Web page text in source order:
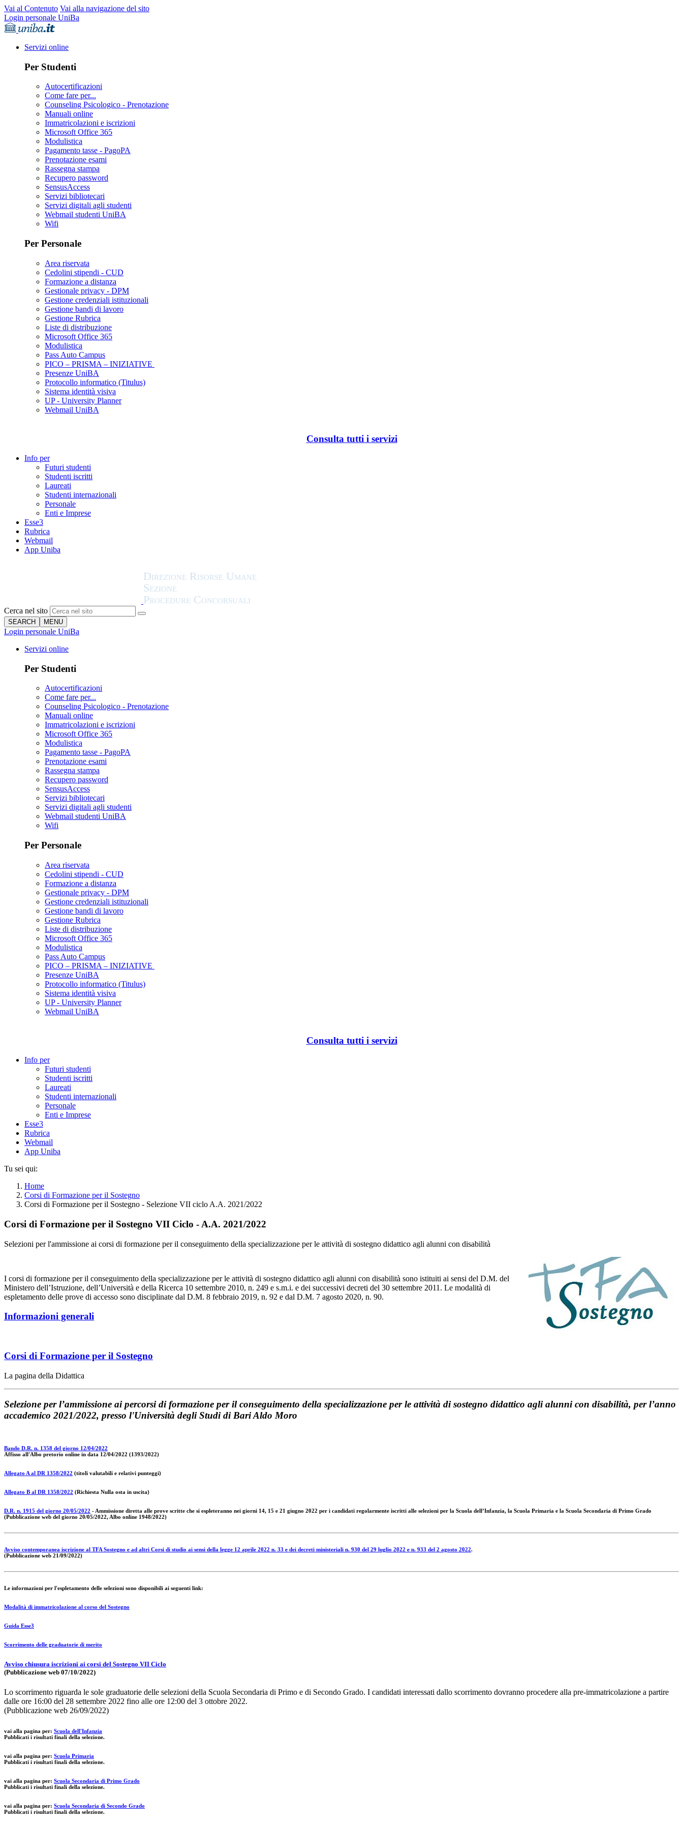
Vai al Contenuto Vai alla navigazione del sito
Login personale UniBa
Servizi online
Per Studenti
Autocertificazioni
Come fare per...
Counseling Psicologico - Prenotazione
Manuali online
Immatricolazioni e iscrizioni
Microsoft Office 365
Modulistica
Pagamento tasse - PagoPA
Prenotazione esami
Rassegna stampa
Recupero password
SensusAccess
Servizi bibliotecari
Servizi digitali agli studenti
Webmail studenti UniBA
Wifi
Per Personale
Area riservata
Cedolini stipendi - CUD
Formazione a distanza
Gestionale privacy - DPM
Gestione credenziali istituzionali
Gestione bandi di lavoro
Gestione Rubrica
Liste di distribuzione
Microsoft Office 365
Modulistica
Pass Auto Campus
PICO – PRISMA – INIZIATIVE
Presenze UniBA
Protocollo informatico (Titulus)
Sistema identità visiva
UP - University Planner
Webmail UniBA
Consulta tutti i servizi
Info per
Futuri studenti
Studenti iscritti
Laureati
Studenti internazionali
Personale
Enti e Imprese
Esse3
Rubrica
Webmail
App Uniba
Cerca nel sito
SEARCH MENU
Login personale UniBa
Servizi online
Per Studenti
Autocertificazioni
Come fare per...
Counseling Psicologico - Prenotazione
Manuali online
Immatricolazioni e iscrizioni
Microsoft Office 365
Modulistica
Pagamento tasse - PagoPA
Prenotazione esami
Rassegna stampa
Recupero password
SensusAccess
Servizi bibliotecari
Servizi digitali agli studenti
Webmail studenti UniBA
Wifi
Per Personale
Area riservata
Cedolini stipendi - CUD
Formazione a distanza
Gestionale privacy - DPM
Gestione credenziali istituzionali
Gestione bandi di lavoro
Gestione Rubrica
Liste di distribuzione
Microsoft Office 365
Modulistica
Pass Auto Campus
PICO – PRISMA – INIZIATIVE
Presenze UniBA
Protocollo informatico (Titulus)
Sistema identità visiva
UP - University Planner
Webmail UniBA
Consulta tutti i servizi
Info per
Futuri studenti
Studenti iscritti
Laureati
Studenti internazionali
Personale
Enti e Imprese
Esse3
Rubrica
Webmail
App Uniba
Tu sei qui:
Home
Corsi di Formazione per il Sostegno
Corsi di Formazione per il Sostegno - Selezione VII ciclo A.A. 2021/2022
Corsi di Formazione per il Sostegno VII Ciclo - A.A. 2021/2022
Selezioni per l'ammissione ai corsi di formazione per il conseguimento della specializzazione per le attività di sostegno didattico agli alunni con disabilità
I corsi di formazione per il conseguimento della specializzazione per le attività di sostegno didattico agli alunni con disabilità sono istituiti ai sensi del D.M. del
Ministero dell’Istruzione, dell’Università e della Ricerca 10 settembre 2010, n. 249 e s.m.i. e dei successivi decreti del 30 settembre 2011. Le modalità di
espletamento delle prove di accesso sono disciplinate dal D.M. 8 febbraio 2019, n. 92 e dal D.M. 7 agosto 2020, n. 90.
Informazioni generali
Corsi di Formazione per il Sostegno
La pagina della Didattica
Selezione per l’ammissione ai percorsi di formazione per il conseguimento della specializzazione per le attività di sostegno didattico agli alunni con disabilità, per l’anno
accademico 2021/2022, presso l'Università degli Studi di Bari Aldo Moro
Bando D.R. n. 1358 del giorno 12/04/2022
Affisso all'Albo pretorio online in data 12/04/2022 (1393/2022)
Allegato A al DR 1358/2022 (titoli valutabili e relativi punteggi)
Allegato B al DR 1358/2022 (Richiesta Nulla osta in uscita)
D.R. n. 1915 del giorno 20/05/2022 - Ammissione diretta alle prove scritte che si espleteranno nei giorni 14, 15 e 21 giugno 2022 per i candidati regolarmente iscritti alle selezioni per la Scuola dell’Infanzia, la Scuola Primaria e la Scuola Secondaria di Primo Grado
(Pubblicazione web del giorno 20/05/2022, Albo online 1948/2022)
Avviso contemporanea iscrizione al TFA Sostegno e ad altri Corsi di studio ai sensi della legge 12 aprile 2022 n. 33 e dei decreti ministeriali n. 930 del 29 luglio 2022 e n. 933 del 2 agosto 2022.
(Pubblicazione web 21/09/2022)
Le informazioni per l'espletamento delle selezioni sono disponibili ai seguenti link:
Modalità di immatricolazione al corso del Sostegno
Guida Esse3
Scorrimento delle graduatorie di merito
Avviso chiusura iscrizioni ai corsi del Sostegno VII Ciclo
(Pubblicazione web 07/10/2022)
Lo scorrimento riguarda le sole graduatorie delle selezioni della Scuola Secondaria di Primo e di Secondo Grado. I candidati interessati dallo scorrimento dovranno procedere alla pre-immatricolazione a partire
dalle ore 16:00 del 28 settembre 2022 fino alle ore 12:00 del 3 ottobre 2022.
(Pubblicazione web 26/09/2022)
vai alla pagina per: Scuola dell'Infanzia
Pubblicati i risultati finali della selezione.
vai alla pagina per: Scuola Primaria
Pubblicati i risultati finali della selezione.
vai alla pagina per: Scuola Secondaria di Primo Grado
Pubblicati i risultati finali della selezione.
vai alla pagina per: Scuola Secondaria di Secondo Grado
Pubblicati i risultati finali della selezione.